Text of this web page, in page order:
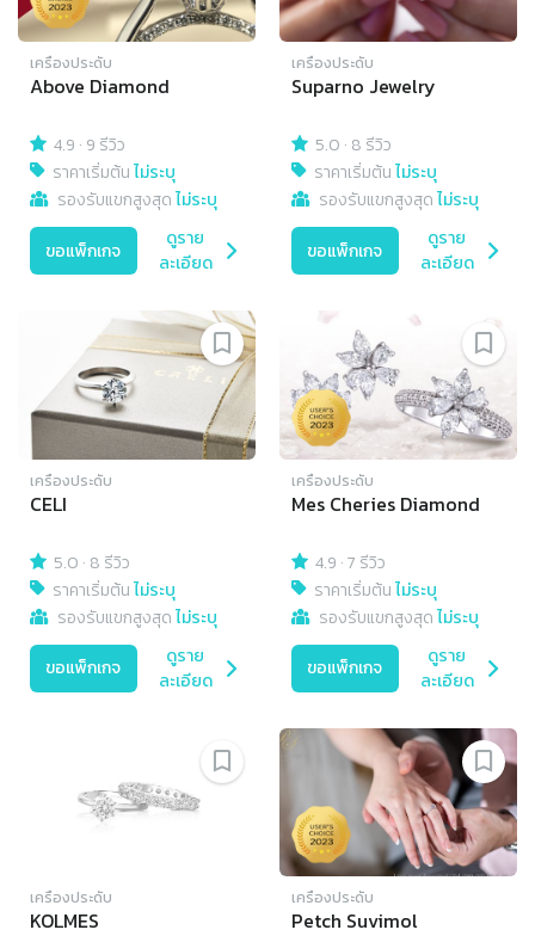
เครื่องประดับ
Above Diamond
4.9 · 9 รีวิว
ราคาเริ่มต้นไม่ระบุ
รองรับแขกสูงสุดไม่ระบุ
ขอแพ็กเกจ
ดูราย
ละเอียด
เครื่องประดับ
Suparno Jewelry
5.0 · 8 รีวิว
ราคาเริ่มต้นไม่ระบุ
รองรับแขกสูงสุดไม่ระบุ
ขอแพ็กเกจ
ดูราย
ละเอียด
เครื่องประดับ
CELI
5.0 · 8 รีวิว
ราคาเริ่มต้นไม่ระบุ
รองรับแขกสูงสุดไม่ระบุ
ขอแพ็กเกจ
ดูราย
ละเอียด
เครื่องประดับ
Mes Cheries Diamond
4.9 ·7 รีวิว
ราคาเริ่มต้นไม่ระบุ
รองรับแขกสูงสุดไม่ระบุ
ขอแพ็กเกจ
ดูราย
ละเอียด
เครื่องประดับ
KOLMES
เครื่องประดับ
Petch Suvimol